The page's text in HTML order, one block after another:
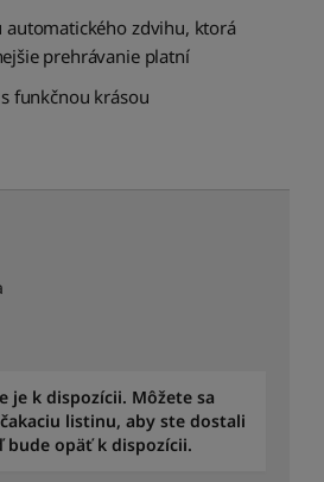
automatického zdvihu, ktorá
prehrávanie platní
funkčnou krásou
je k dispozícii. Môžete sa
listinu, aby ste dostali
bude opäť k dispozícii.